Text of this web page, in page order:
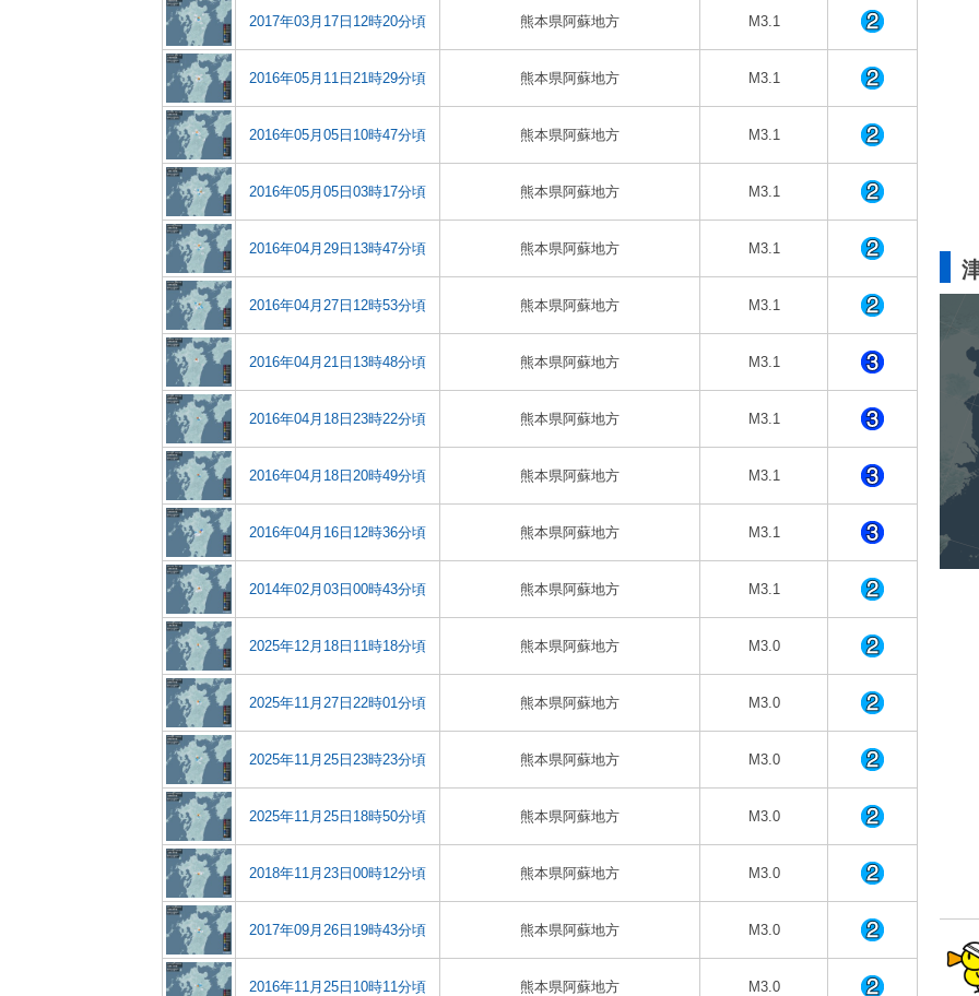
2017年03月17日12時20分頃 熊本県阿蘇地方 M3.1
2016年05月11日21時29分頃 熊本県阿蘇地方 M3.1
2016年05月05日10時47分頃 熊本県阿蘇地方 M3.1
2016年05月05日03時17分頃 熊本県阿蘇地方 M3.1
2016年04月29日13時47分頃 熊本県阿蘇地方 M3.1
2016年04月27日12時53分頃 熊本県阿蘇地方 M3.1
2016年04月21日13時48分頃 熊本県阿蘇地方 M3.1
2016年04月18日23時22分頃 熊本県阿蘇地方 M3.1
2016年04月18日20時49分頃 熊本県阿蘇地方 M3.1
2016年04月16日12時36分頃 熊本県阿蘇地方 M3.1
2014年02月03日00時43分頃 熊本県阿蘇地方 M3.1
2025年12月18日11時18分頃 熊本県阿蘇地方 M3.0
2025年11月27日22時01分頃 熊本県阿蘇地方 M3.0
2025年11月25日23時23分頃 熊本県阿蘇地方 M3.0
2025年11月25日18時50分頃 熊本県阿蘇地方 M3.0
2018年11月23日00時12分頃 熊本県阿蘇地方 M3.0
2017年09月26日19時43分頃 熊本県阿蘇地方 M3.0
2016年11月25日10時11分頃 熊本県阿蘇地方 M3.0